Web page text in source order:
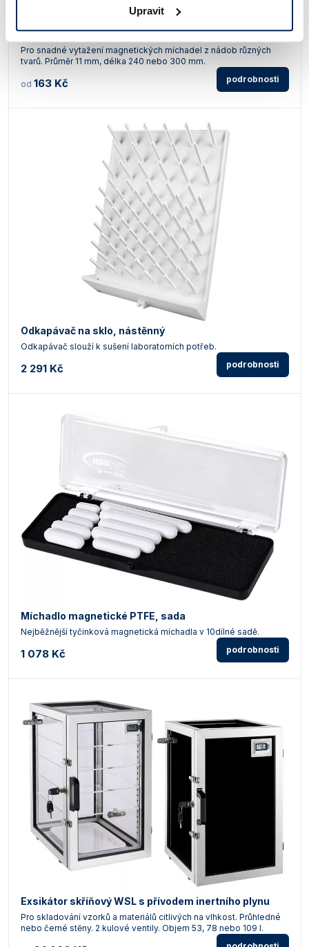
Upravit
Vytahovač magnetických míchadel
Pro snadné vytažení magnetických míchadel z nádob různých
tvarů. Průměr 11 mm, délka 240 nebo 300 mm.
od 163 Kč podrobnosti
Odkapávač na sklo, nástěnný
Odkapávač slouží k sušení laboratorních potřeb.
2 291 Kč podrobnosti
Míchadlo magnetické PTFE, sada
Nejběžnější tyčinková magnetická míchadla v 10dílné sadě.
1 078 Kč podrobnosti
Exsikátor skříňový WSL s přívodem inertního plynu
Pro skladování vzorků a materiálů citlivých na vlhkost. Průhledné
nebo černé stěny. 2 kulové ventily. Objem 53, 78 nebo 109 l.